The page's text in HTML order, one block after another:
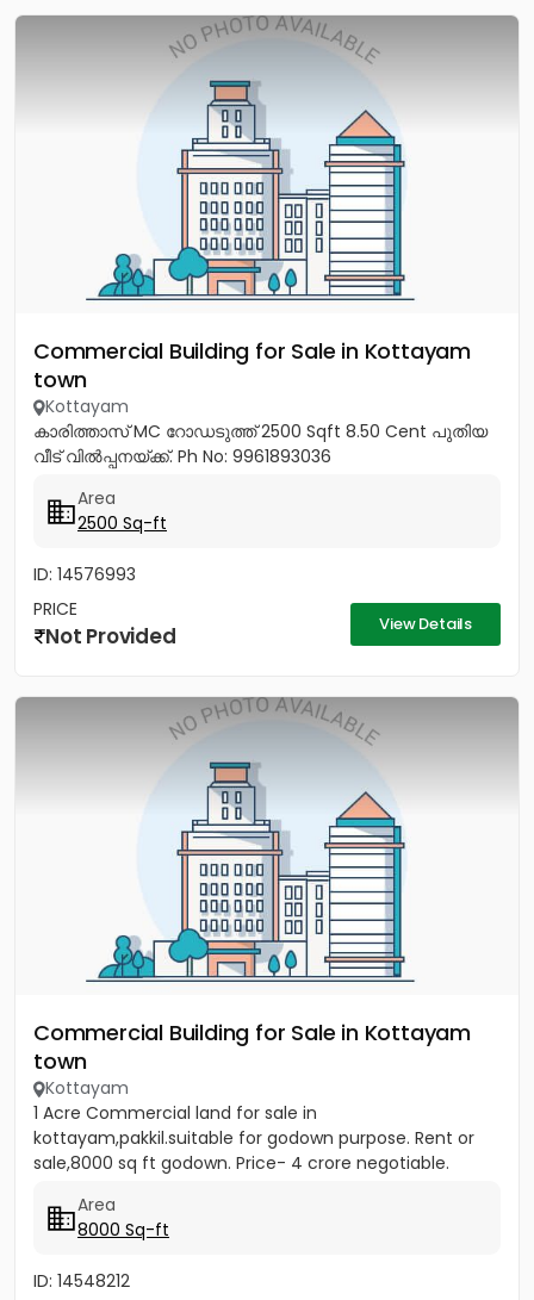
Commercial Building for Sale in Kottayam
town
Kottayam
കാരിത്താസ് MC റോഡടുത്ത് 2500 Sqft 8.50 Cent പുതിയ
വീട് വിൽപ്പനയ്ക്ക്. Ph No: 9961893036
Area
2500 Sq-ft
ID: 14576993
PRICE
Not Provided View Details
Commercial Building for Sale in Kottayam
town
Kottayam
1 Acre Commercial land for sale in
kottayam,pakkil.suitable for godown purpose. Rent or
sale,8000 sq ft godown. Price- 4 crore negotiable.
Area
8000 Sq-ft
ID: 14548212